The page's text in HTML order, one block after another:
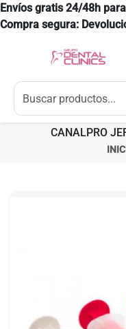
Envíos gratis 24/48h
Compra segura:
CANALPRO